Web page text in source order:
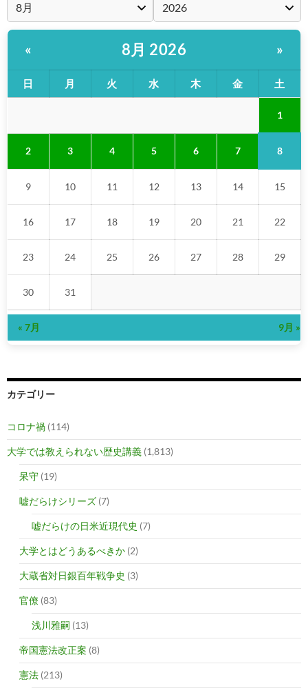
« 8月 2026 »
日 月 火 水 木 金 土
1
2 3 4 5 6 7 8
9 10 11 12 13 14 15
16 17 18 19 20 21 22
23 24 25 26 27 28 29
30 31
« 7月 9月 »
カテゴリー
コロナ禍 (114)
大学では教えられない歴史講義 (1,813)
呆守 (19)
嘘だらけシリーズ (7)
嘘だらけの日米近現代史 (7)
大学とはどうあるべきか (2)
大蔵省対日銀百年戦争史 (3)
官僚 (83)
浅川雅嗣 (13)
帝国憲法改正案 (8)
憲法 (213)